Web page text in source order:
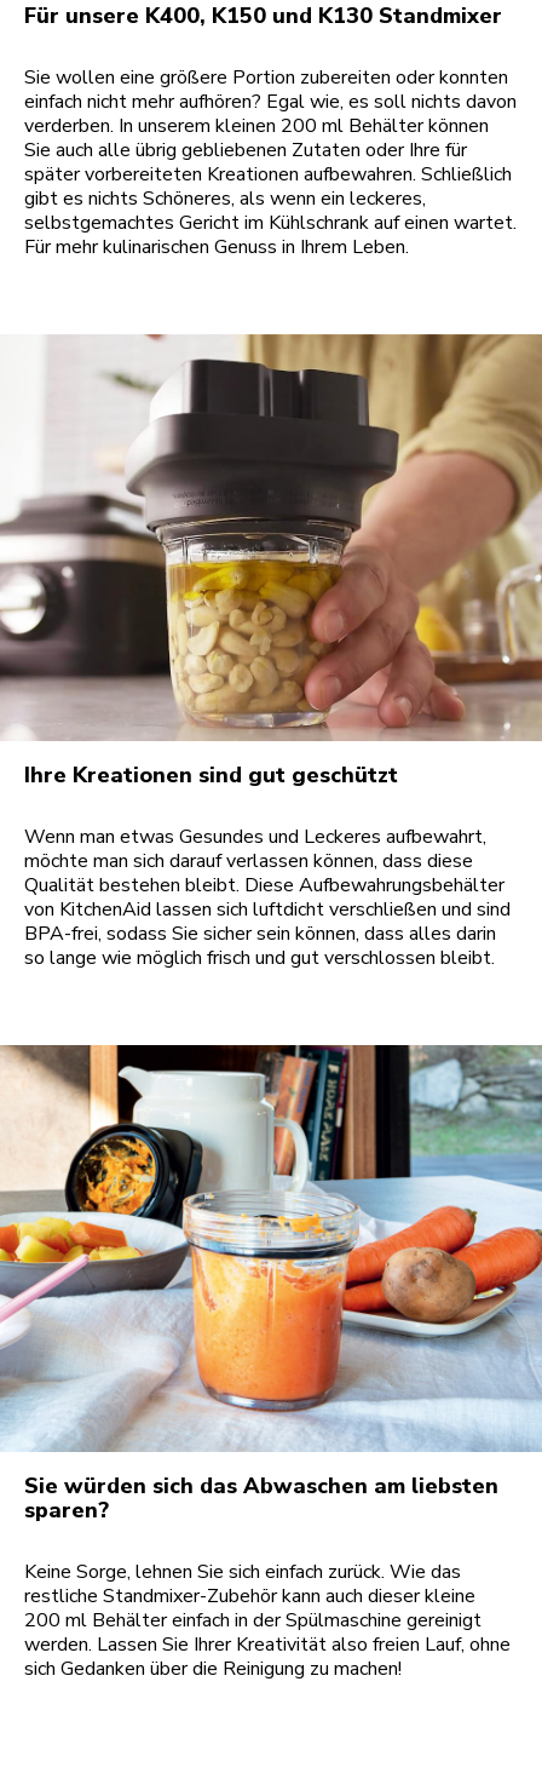
Für unsere K400, K150 und K130 Standmixer
Sie wollen eine größere Portion zubereiten oder konnten
einfach nicht mehr aufhören? Egal wie, es soll nichts davon
verderben. In unserem kleinen 200 ml Behälter können
Sie auch alle übrig gebliebenen Zutaten oder Ihre für
später vorbereiteten Kreationen aufbewahren. Schließlich
gibt es nichts Schöneres, als wenn ein leckeres,
selbstgemachtes Gericht im Kühlschrank auf einen wartet.
Für mehr kulinarischen Genuss in Ihrem Leben.
Ihre Kreationen sind gut geschützt
Wenn man etwas Gesundes und Leckeres aufbewahrt,
möchte man sich darauf verlassen können, dass diese
Qualität bestehen bleibt. Diese Aufbewahrungsbehälter
von KitchenAid lassen sich luftdicht verschließen und sind
BPA-frei, sodass Sie sicher sein können, dass alles darin
so lange wie möglich frisch und gut verschlossen bleibt.
Sie würden sich das Abwaschen am liebsten
sparen?
Keine Sorge, lehnen Sie sich einfach zurück. Wie das
restliche Standmixer-Zubehör kann auch dieser kleine
200 ml Behälter einfach in der Spülmaschine gereinigt
werden. Lassen Sie Ihrer Kreativität also freien Lauf, ohne
sich Gedanken über die Reinigung zu machen!